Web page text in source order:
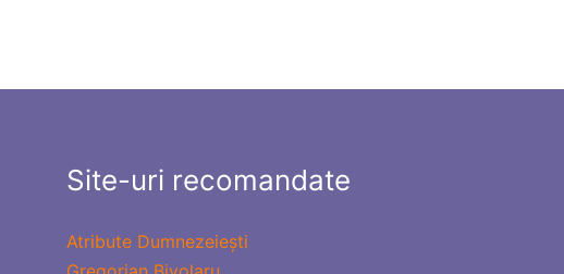
Site-uri recomandate
Atribute Dumnezeiești